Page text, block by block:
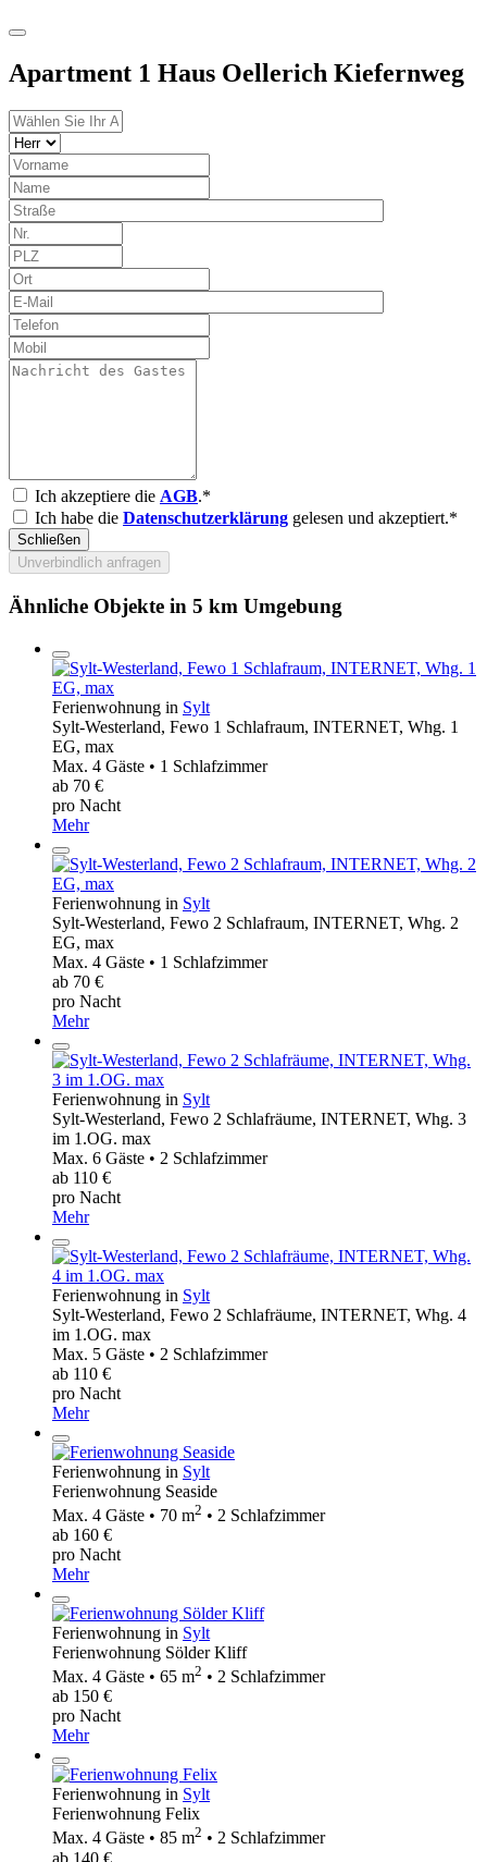
Apartment 1 Haus Oellerich Kiefernweg
Ich akzeptiere die AGB.*
Ich habe die Datenschutzerklärung gelesen und akzeptiert.*
Schließen
Unverbindlich anfragen
Ähnliche Objekte in 5 km Umgebung
Ferienwohnung in Sylt
Sylt-Westerland, Fewo 1 Schlafraum, INTERNET, Whg. 1
EG, max
Max. 4 Gäste • 1 Schlafzimmer
ab 70 €
pro Nacht
Mehr
Ferienwohnung in Sylt
Sylt-Westerland, Fewo 2 Schlafraum, INTERNET, Whg. 2
EG, max
Max. 4 Gäste • 1 Schlafzimmer
ab 70 €
pro Nacht
Mehr
Ferienwohnung in Sylt
Sylt-Westerland, Fewo 2 Schlafräume, INTERNET, Whg. 3
im 1.OG. max
Max. 6 Gäste • 2 Schlafzimmer
ab 110 €
pro Nacht
Mehr
Ferienwohnung in Sylt
Sylt-Westerland, Fewo 2 Schlafräume, INTERNET, Whg. 4
im 1.OG. max
Max. 5 Gäste • 2 Schlafzimmer
ab 110 €
pro Nacht
Mehr
Ferienwohnung in Sylt
Ferienwohnung Seaside
Max. 4 Gäste • 70 m2 • 2 Schlafzimmer
ab 160 €
pro Nacht
Mehr
Ferienwohnung in Sylt
Ferienwohnung Sölder Kliff
Max. 4 Gäste • 65 m2 • 2 Schlafzimmer
ab 150 €
pro Nacht
Mehr
Ferienwohnung in Sylt
Ferienwohnung Felix
Max. 4 Gäste • 85 m2 • 2 Schlafzimmer
ab 140 €